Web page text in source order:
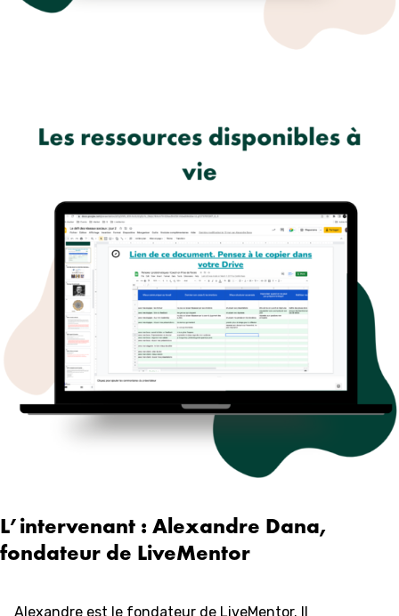
L’intervenant : Alexandre Dana,
fondateur de LiveMentor
Alexandre est le fondateur de LiveMentor. Il